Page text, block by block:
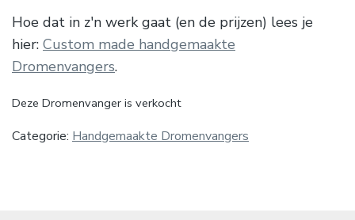
Hoe dat in z'n werk gaat (en de prijzen) lees je
hier: Custom made handgemaakte
Dromenvangers.
Deze Dromenvanger is verkocht
Categorie: Handgemaakte Dromenvangers